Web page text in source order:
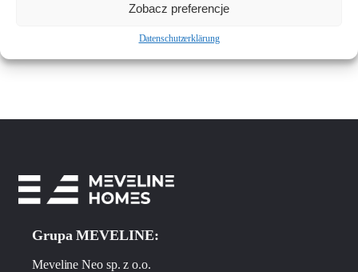
Zobacz preferencje
Datenschutzerklärung
REVA 5
Grupa MEVELINE:
Meveline Neo sp. z o.o.